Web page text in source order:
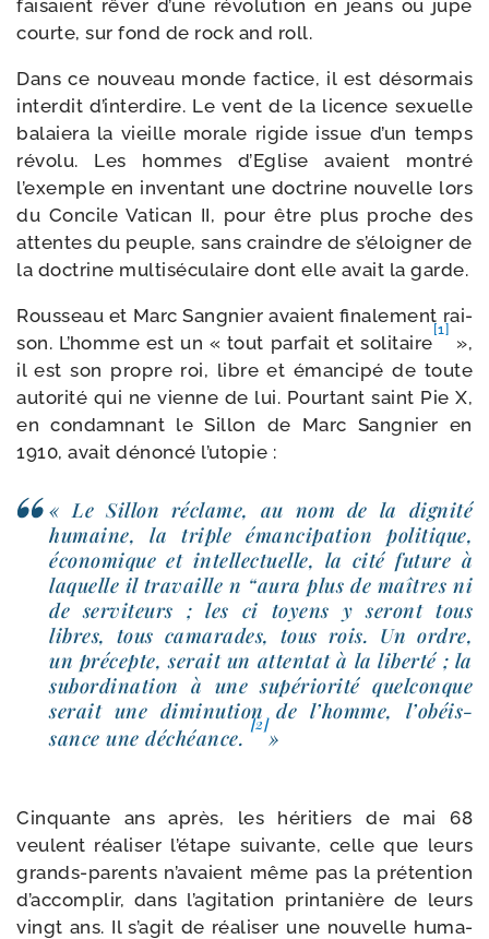
fai­saient rêver d’une révo­lu­tion en jeans ou jupe
courte, sur fond de rock and roll.
Dans ce nou­veau monde fac­tice, il est désor­mais
inter­dit d’in­ter­dire. Le vent de la licence sexuelle
balaie­ra la vieille morale rigide issue d’un temps
révo­lu. Les hommes d’Eglise avaient mon­tré
l’exemple en inven­tant une doc­trine nou­velle lors
du Concile Vatican II, pour être plus proche des
attentes du peuple, sans craindre de s’é­loi­gner de
la doc­trine mul­ti­sé­cu­laire dont elle avait la garde.
Rousseau et Marc Sangnier avaient fina­le­ment rai­
son. L’homme est un « tout par­fait et soli­taire
[1]
»,
il est son propre roi, libre et éman­ci­pé de toute
auto­ri­té qui ne vienne de lui. Pourtant saint Pie X,
en condam­nant le Sillon de Marc Sangnier en
1910, avait dénon­cé l’utopie :
« Le Sillon réclame, au nom de la digni­té
humaine, la triple éman­ci­pa­tion poli­tique,
éco­no­mique et intel­lec­tuelle, la cité future à
laquelle il tra­vaille n “aura plus de maîtres ni
de ser­vi­teurs ; les ci toyens y seront tous
libres, tous cama­rades, tous rois. Un ordre,
un pré­cepte, serait un atten­tat à la liber­té ; la
subor­di­na­tion à une supé­rio­ri­té quel­conque
serait une dimi­nu­tion de l’homme, l’o­béis­
sance une déchéance.
[2]
»
Cinquante ans après, les héri­tiers de mai 68
veulent réa­li­ser l’é­tape sui­vante, celle que leurs
grands-​parents n’a­vaient même pas la pré­ten­tion
d’ac­com­plir, dans l’a­gi­ta­tion prin­ta­nière de leurs
vingt ans. Il s’a­git de réa­li­ser une nou­velle huma­